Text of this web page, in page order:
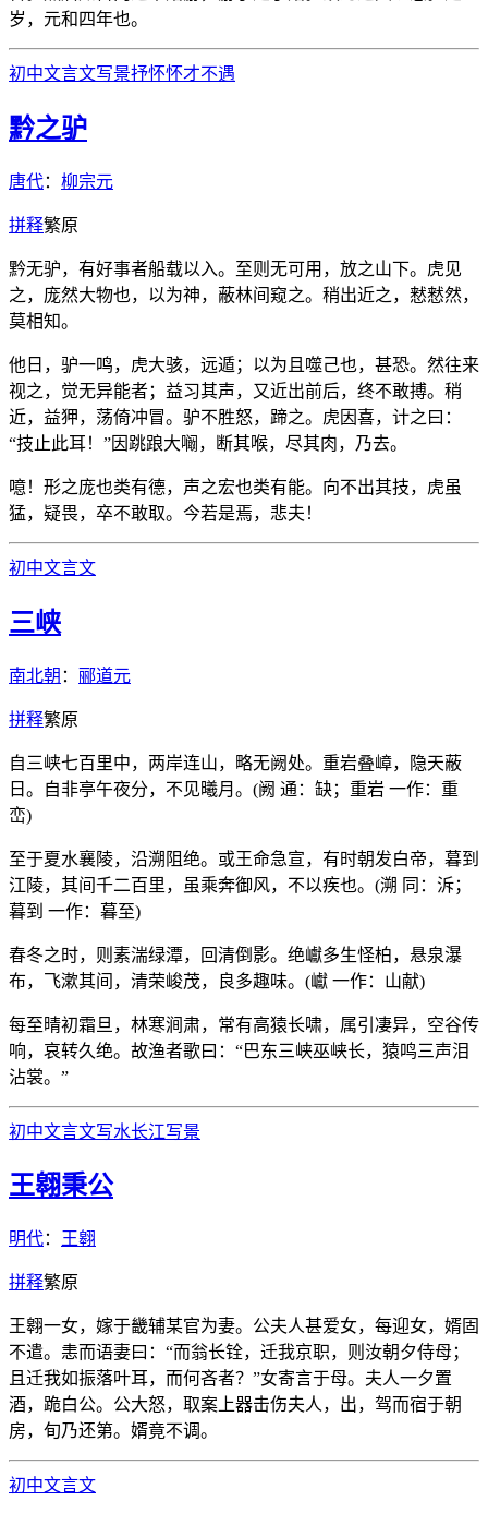
岁，元和四年也。
初中文言文写景抒怀怀才不遇
黔之驴
唐代： 柳宗元
拼释繁原
黔无驴，有好事者船载以入。至则无可用，放之山下。虎见
之，庞然大物也，以为神，蔽林间窥之。稍出近之，慭慭然，
莫相知。
他日，驴一鸣，虎大骇，远遁；以为且噬己也，甚恐。然往来
视之，觉无异能者；益习其声，又近出前后，终不敢搏。稍
近，益狎，荡倚冲冒。驴不胜怒，蹄之。虎因喜，计之曰：
“技止此耳！”因跳踉大㘎，断其喉，尽其肉，乃去。
噫！形之庞也类有德，声之宏也类有能。向不出其技，虎虽
猛，疑畏，卒不敢取。今若是焉，悲夫！
初中文言文
三峡
南北朝 ： 郦道元
拼释繁原
自三峡七百里中，两岸连山，略无阙处。重岩叠嶂，隐天蔽
日。自非亭午夜分，不见曦月。(阙 通：缺；重岩 一作：重
峦)
至于夏水襄陵，沿溯阻绝。或王命急宣，有时朝发白帝，暮到
江陵，其间千二百里，虽乘奔御风，不以疾也。(溯 同：泝；
暮到 一作：暮至)
春冬之时，则素湍绿潭，回清倒影。绝巘多生怪柏，悬泉瀑
布，飞漱其间，清荣峻茂，良多趣味。(巘 一作：山献)
每至晴初霜旦，林寒涧肃，常有高猿长啸，属引凄异，空谷传
响，哀转久绝。故渔者歌曰：“巴东三峡巫峡长，猿鸣三声泪
沾裳。”
初中文言文写水长江写景
王翱秉公
明代： 王翱
拼释繁原
王翱一女，嫁于畿辅某官为妻。公夫人甚爱女，每迎女，婿固
不遣。恚而语妻曰：“而翁长铨，迁我京职，则汝朝夕侍母；
且迁我如振落叶耳，而何吝者？”女寄言于母。夫人一夕置
酒，跪白公。公大怒，取案上器击伤夫人，出，驾而宿于朝
房，旬乃还第。婿竟不调。
初中文言文